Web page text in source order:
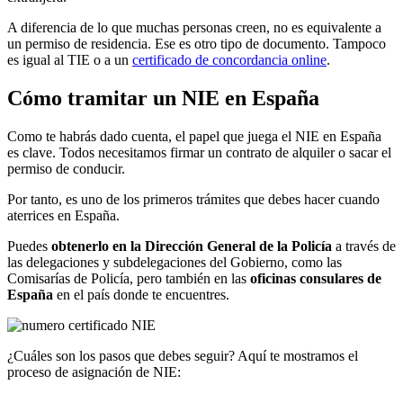
A diferencia de lo que muchas personas creen, no es equivalente a
un permiso de residencia. Ese es otro tipo de documento. Tampoco
es igual al TIE o a un certificado de concordancia online.
Cómo tramitar un NIE en España
Como te habrás dado cuenta, el papel que juega el NIE en España
es clave. Todos necesitamos firmar un contrato de alquiler o sacar el
permiso de conducir.
Por tanto, es uno de los primeros trámites que debes hacer cuando
aterrices en España.
Puedes obtenerlo en la Dirección General de la Policía a través de
las delegaciones y subdelegaciones del Gobierno, como las
Comisarías de Policía, pero también en las oficinas consulares de
España en el país donde te encuentres.
¿Cuáles son los pasos que debes seguir? Aquí te mostramos el
proceso de asignación de NIE: